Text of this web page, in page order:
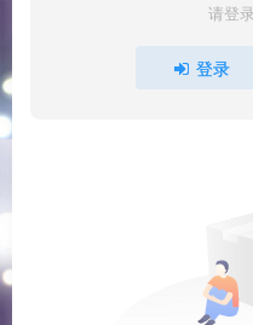
请登
登录